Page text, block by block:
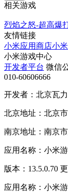
相关游戏
烈焰之怒-超高爆
友情链接
小米应用商店小
小米游戏中心
开发者平台 微信
010-60606666
开发者：北京瓦
北京地址：北京
南京地址：南京
应用名称：小米
版本：13.5.0.70
应用名称：小米